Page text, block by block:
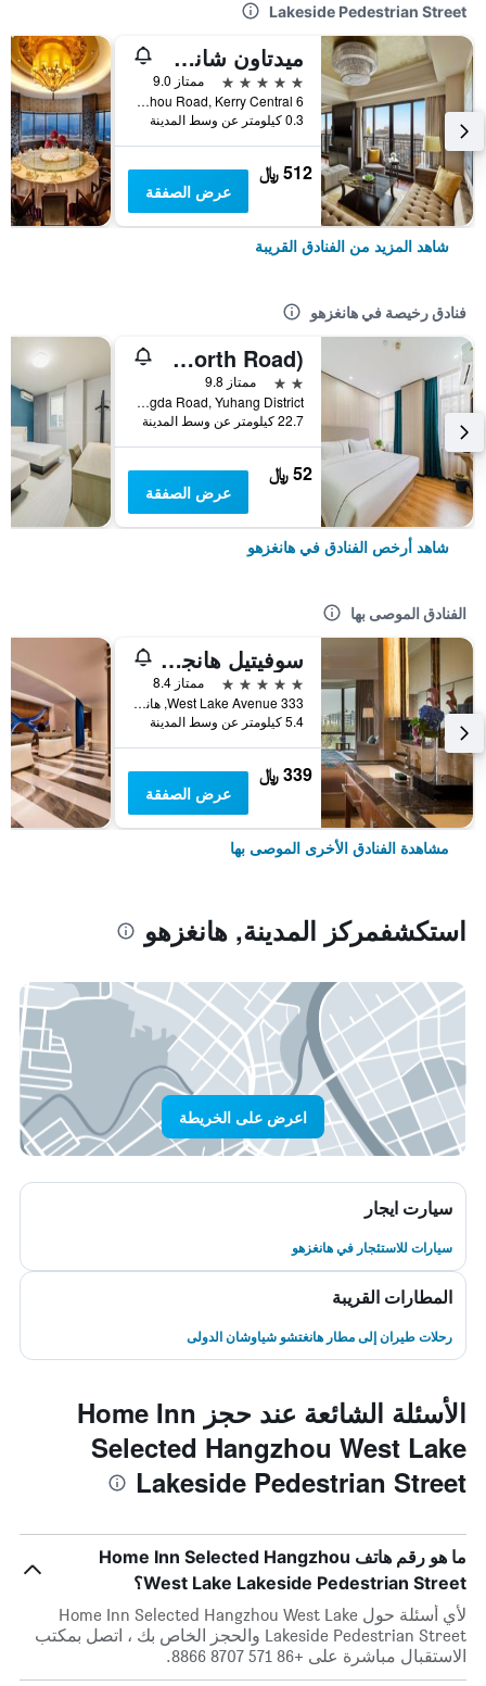
Lakeside Pedestrian Street
ميدتاون شانجريلا، هانجتشو
5 نجوم
ممتاز 9.0
6 Changshou Road, Kerry Central, هانغزهو, الصين
0.3 كيلومتر عن وسط المدينة
512 ﷼
عرض الصفقة
شاهد المزيد من الفنادق القريبة
فنادق رخيصة في هانغزهو
Hangzhou Mingshang Collection Hotel (Linping Donghu North Road)
2 نجمتين
ممتاز 9.8
No.3 Hongda Road, Yuhang District, هانغزهو, الصين
22.7 كيلومتر عن وسط المدينة
52 ﷼
عرض الصفقة
شاهد أرخص الفنادق في هانغزهو
الفنادق الموصى بها
سوفيتيل هانجزو ويستليك
5 نجوم
ممتاز 8.4
333 West Lake Avenue, هانغزهو, الصين
5.4 كيلومتر عن وسط المدينة
339 ﷼
عرض الصفقة
مشاهدة الفنادق الأخرى الموصى بها
استكشفمركز المدينة, هانغزهو
اعرض على الخريطة
سيارت ايجار
سيارات للاستئجار في هانغزهو
المطارات القريبة
رحلات طيران إلى مطار هانغتشو شياوشان الدولى
الأسئلة الشائعة عند حجز Home Inn
Selected Hangzhou West Lake
Lakeside Pedestrian Street
ما هو رقم هاتف Home Inn Selected Hangzhou
West Lake Lakeside Pedestrian Street؟
لأي أسئلة حول Home Inn Selected Hangzhou West Lake
Lakeside Pedestrian Street والحجز الخاص بك ، اتصل بمكتب
الاستقبال مباشرة على +86 571 8707 8866.